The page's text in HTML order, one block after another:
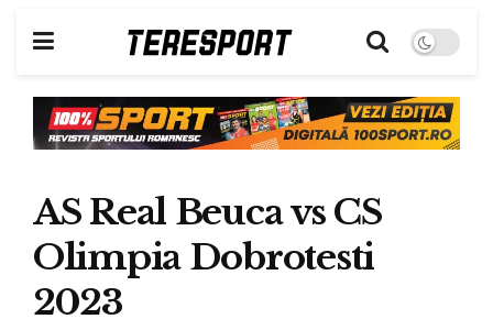
AS Real Beuca vs CS
Olimpia Dobrotesti
2023